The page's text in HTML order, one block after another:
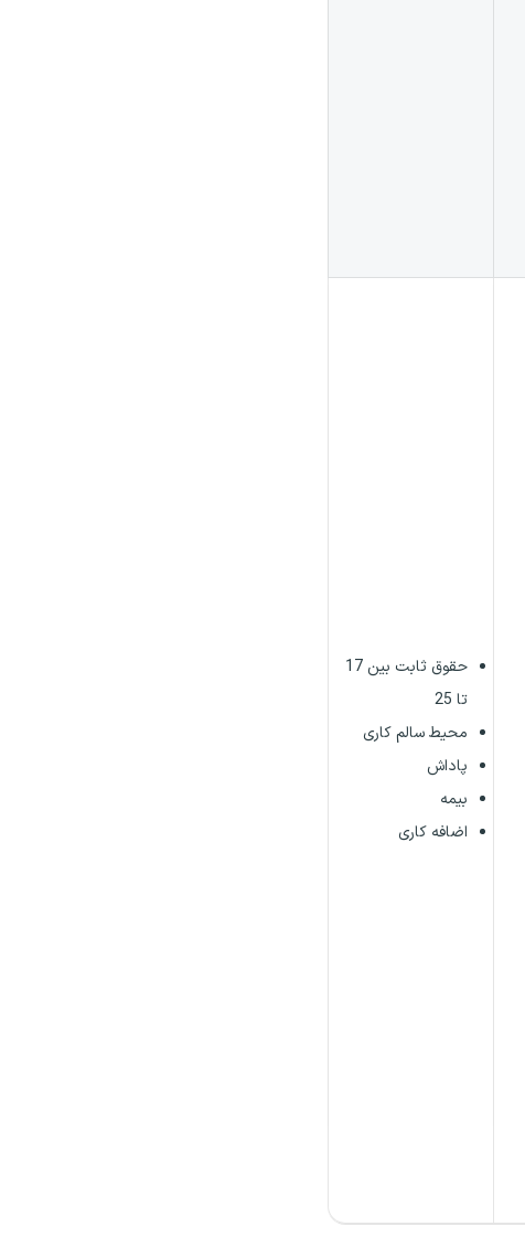
حقوق ثابت بین 17
تا 25
محیط سالم کاری
پاداش
بیمه
اضافه کاری